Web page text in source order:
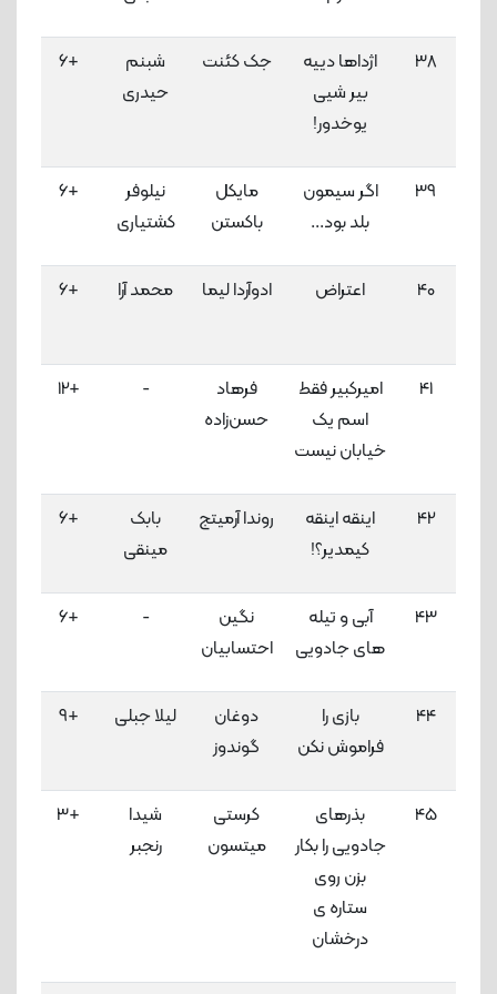
38
اژداها دییه
بیر شیی
یوخدور!
جک کئنت
شبنم
حیدری
+6
39
اگر سیمون
بلد بود...
مایکل
باکستن
نیلوفر
کشتیاری
+6
40 اعتراض ادوآردا لیما محمد آرا +6
41
امیرکبیر فقط
اسم یک
خیابان نیست
فرهاد
حسن‌زاده
-
+12
42
اینقه اینقه
کیمدیر؟!
روندا آرمیتج
بابک
مینقی
+6
43
آبی و تیله
های جادویی
نگین
احتسابیان
-
+6
44
بازی را
فراموش نکن
دوغان
گوندوز
لیلا جبلی +9
45
بذرهای
جادویی را بکار
بزن روی
ستاره ی
درخشان
کرستی
میتسون
شیدا
رنجبر
+3